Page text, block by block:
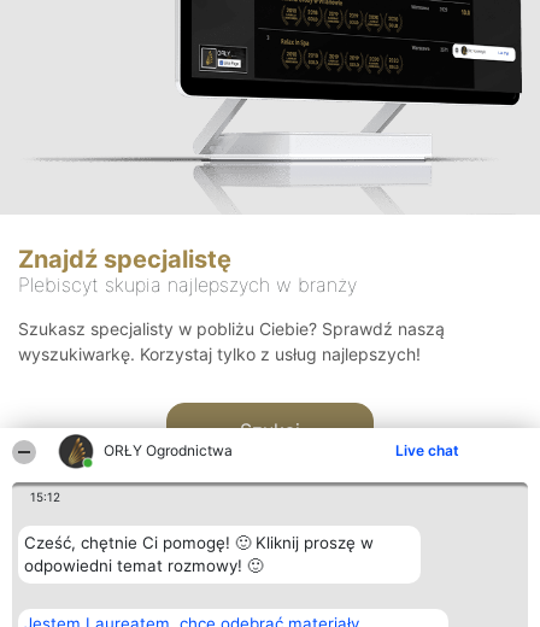
ORŁY Ogrodnictwa Live chat
15:12
Cześć, chętnie Ci pomogę! 🙂 Kliknij proszę w
odpowiedni temat rozmowy! 🙂
Znajdź specjalistę
Plebiscyt skupia najlepszych w branży
Szukasz specjalisty w pobliżu Ciebie? Sprawdź naszą
wyszukiwarkę. Korzystaj tylko z usług najlepszych!
Szukaj
Organizator plebiscytu Plebiscyt Kontakt